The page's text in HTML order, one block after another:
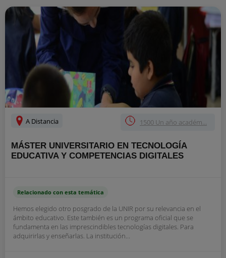
A Distancia 1500 Un año académ...
MÁSTER UNIVERSITARIO EN TECNOLOGÍA
EDUCATIVA Y COMPETENCIAS DIGITALES
Relacionado con esta temática
Hemos elegido otro posgrado de la UNIR por su relevancia en el
ámbito educativo. Este también es un programa oficial que se
fundamenta en las imprescindibles tecnologías digitales. Para
adquirirlas y enseñarlas. La institución...